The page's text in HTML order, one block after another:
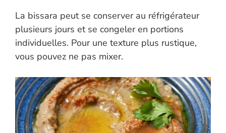
La bissara peut se conserver au réfrigérateur
plusieurs jours et se congeler en portions
individuelles. Pour une texture plus rustique,
vous pouvez ne pas mixer.